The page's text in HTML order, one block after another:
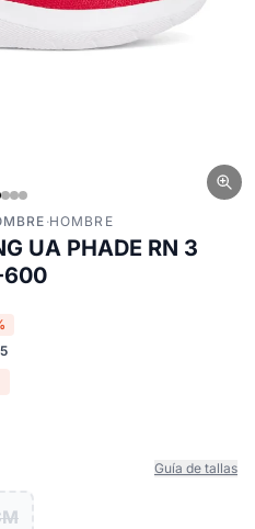
·HOMBRE
UA PHADE RN 3
600
Guía de tallas